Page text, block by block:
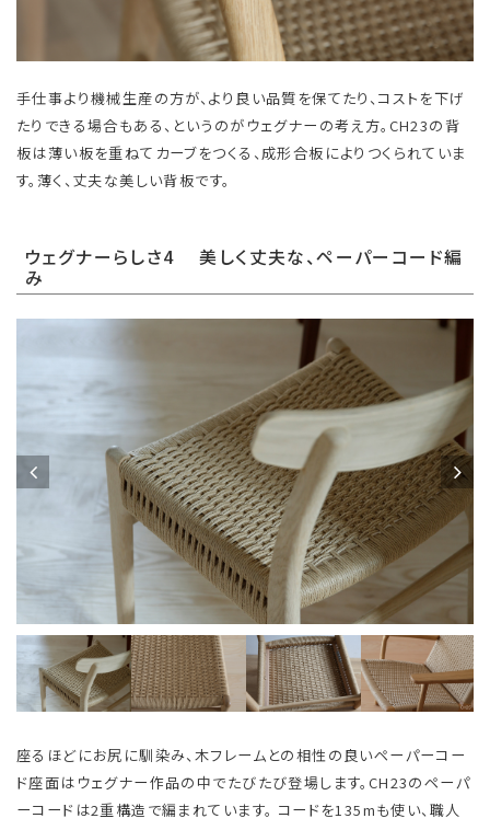
手仕事より機械生産の方が、より良い品質を保てたり、コストを下げ
たりできる場合もある、というのがウェグナーの考え方。CH23の背
板は薄い板を重ねてカーブをつくる、成形合板によりつくられていま
す。薄く、丈夫な美しい背板です。
ウェグナーらしさ4 美しく丈夫な、ペーパーコード編
み
座るほどにお尻に馴染み、木フレームとの相性の良いペーパーコー
ド座面はウェグナー作品の中でたびたび登場します。CH23のペーパ
ーコードは2重構造で編まれています。 コードを135mも使い、職人